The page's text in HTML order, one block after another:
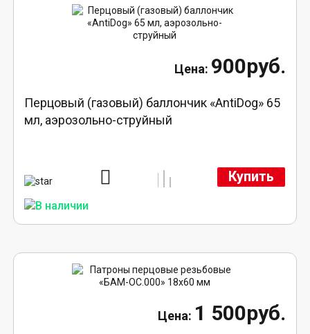
900руб.
Перцовый (газовый) баллончик «AntiDog» 65
мл, аэрозольно-струйный
Купить
1 500руб.